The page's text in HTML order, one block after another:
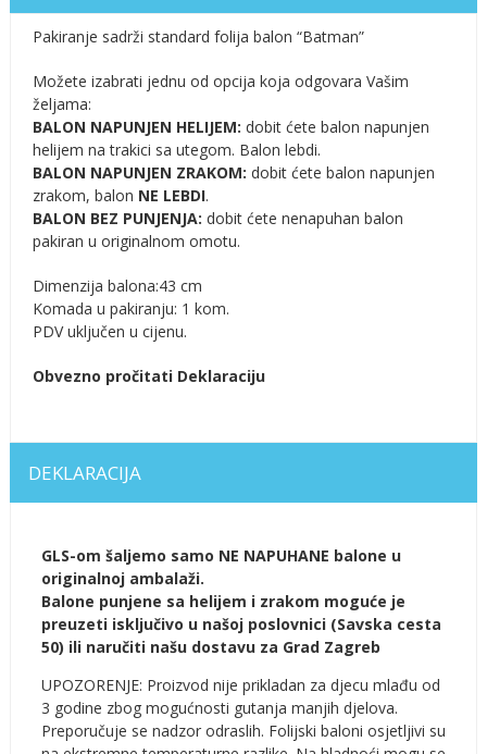
Pakiranje sadrži standard folija balon “Batman”
Možete izabrati jednu od opcija koja odgovara Vašim
željama:
BALON NAPUNJEN HELIJEM: dobit ćete balon napunjen
helijem na trakici sa utegom. Balon lebdi.
BALON NAPUNJEN ZRAKOM: dobit ćete balon napunjen
zrakom, balon NE LEBDI.
BALON BEZ PUNJENJA: dobit ćete nenapuhan balon
pakiran u originalnom omotu.
Dimenzija balona:43 cm
Komada u pakiranju: 1 kom.
PDV uključen u cijenu.
Obvezno pročitati Deklaraciju
DEKLARACIJA
GLS-om šaljemo samo NE NAPUHANE balone u
originalnoj ambalaži.
Balone punjene sa helijem i zrakom moguće je
preuzeti isključivo u našoj poslovnici (Savska cesta
50) ili naručiti našu dostavu za Grad Zagreb
UPOZORENJE: Proizvod nije prikladan za djecu mlađu od
3 godine zbog mogućnosti gutanja manjih djelova.
Preporučuje se nadzor odraslih. Folijski baloni osjetljivi su